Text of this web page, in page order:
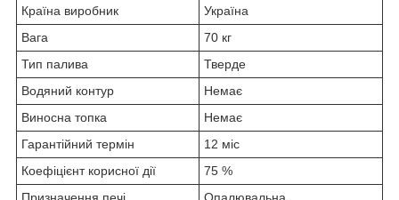
Країна виробник
Україна
Вага
70 кг
Тип палива
Тверде
Водяний контур
Немає
Виносна топка
Немає
Гарантійний термін
12 міс
Коефіцієнт корисної дії
75 %